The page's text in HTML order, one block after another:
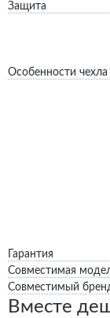
Защита
Особенности чехла
Гарантия
Совместимая
Совместимый
Вместе